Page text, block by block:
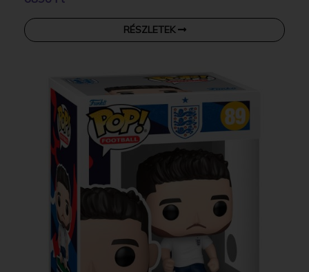
RÉSZLETEK